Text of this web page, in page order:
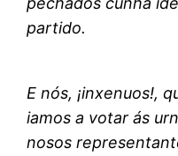
partido.
E nós, ¡inxenuos!,
iamos a votar ás
nosos